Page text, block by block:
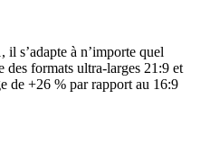
s’adapte à n’importe quel
des formats ultra-larges 21:9 et
de +26 % par rapport au 16:9